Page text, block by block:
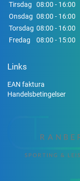
Tirsdag
08:00 - 16:00
Onsdag 08:00 - 16:00
Torsdag 08:00 - 16:00
Fredag
08:00 - 15:00
Links
EAN faktura
Handelsbetingelser